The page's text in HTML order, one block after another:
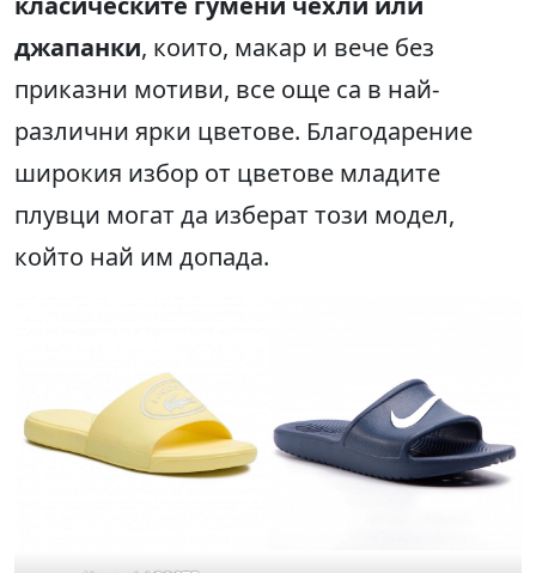
джапанки, които, макар и вече без
приказни мотиви, все още са в най-
различни ярки цветове. Благодарение
широкия избор от цветове младите
плувци могат да изберат този модел,
който най им допада.